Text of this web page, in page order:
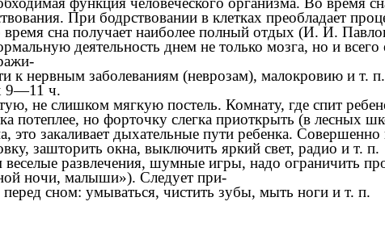
При бодрствовании в клетках преобладает
сна получает наиболее полный отдых (И. И.
деятельность днем не только мозга, но и
к нервным заболеваниям (неврозам), малокровию и т.
9—11 ч.
не слишком мягкую постель. Комнату, где спит
но форточку слегка приоткрыть (в лесных
закаливает дыхательные пути ребенка. Совершенно
зашторить окна, выключить яркий свет, радио и т. п.
развлечения, шумные игры, надо ограничить
ночи, малыши»). Следует при-
сном: умываться, чистить зубы, мыть ноги и т. п.